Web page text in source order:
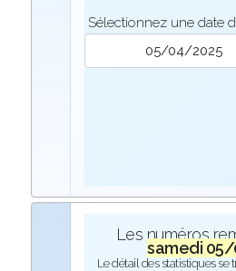
Sélectionnez une date
Les numéros
samedi
Le détail des statistiques se